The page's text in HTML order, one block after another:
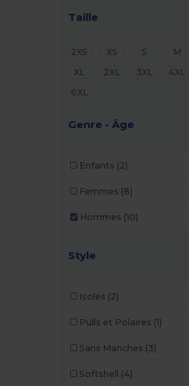
Taille
2XS XS S M
XL
2XL 3XL 4XL
6XL
Genre - Âge
Enfants (2)
Femmes (8)
Hommes (10)
Style
Isolés (2)
Pulls et Polaires (1)
Sans Manches (3)
Softshell (4)